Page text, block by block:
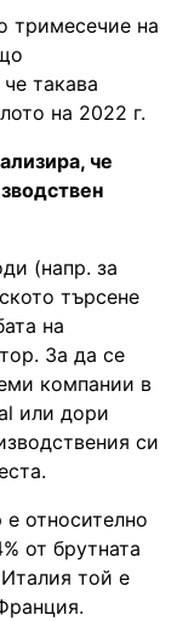
тримесечие на
такава
на 2022 г.
че
(напр. за
търсене
на
За да се
компании в
или дори
си
относително
от брутната
той е